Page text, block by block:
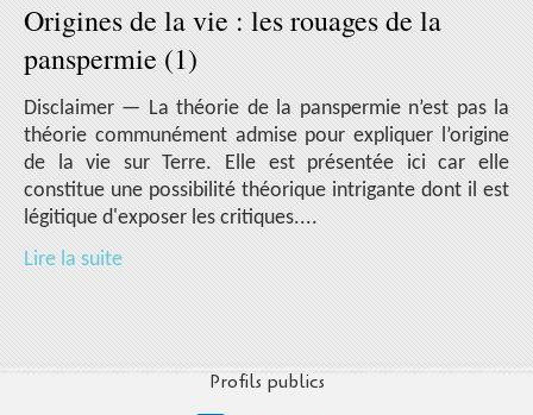
Origines de la vie : les rouages de la
panspermie (1)
Disclaimer — La théorie de la panspermie n’est pas la
théorie communément admise pour expliquer l’origine
de la vie sur Terre. Elle est présentée ici car elle
constitue une possibilité théorique intrigante dont il est
légitique d'exposer les critiques....
Lire la suite
Profils publics